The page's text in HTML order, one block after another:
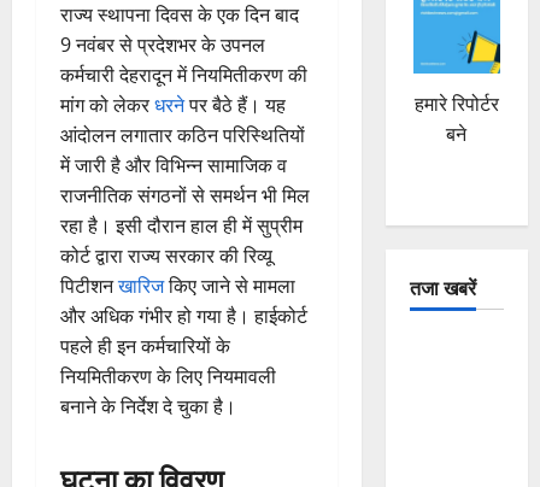
राज्य स्थापना दिवस के एक दिन बाद
9 नवंबर से प्रदेशभर के उपनल
कर्मचारी देहरादून में नियमितीकरण की
मांग को लेकरधरनेपर बैठे हैं। यह
आंदोलन लगातार कठिन परिस्थितियों
में जारी है और विभिन्न सामाजिक व
राजनीतिक संगठनों से समर्थन भी मिल
रहा है। इसी दौरान हाल ही में सुप्रीम
कोर्ट द्वारा राज्य सरकार की रिव्यू
पिटीशनखारिजकिए जाने से मामला
और अधिक गंभीर हो गया है। हाईकोर्ट
पहले ही इन कर्मचारियों के
नियमितीकरण के लिए नियमावली
बनाने के निर्देश दे चुका है।
घटना का विवरण
हमारे रिपोर्टर
बने
तजा खबरें